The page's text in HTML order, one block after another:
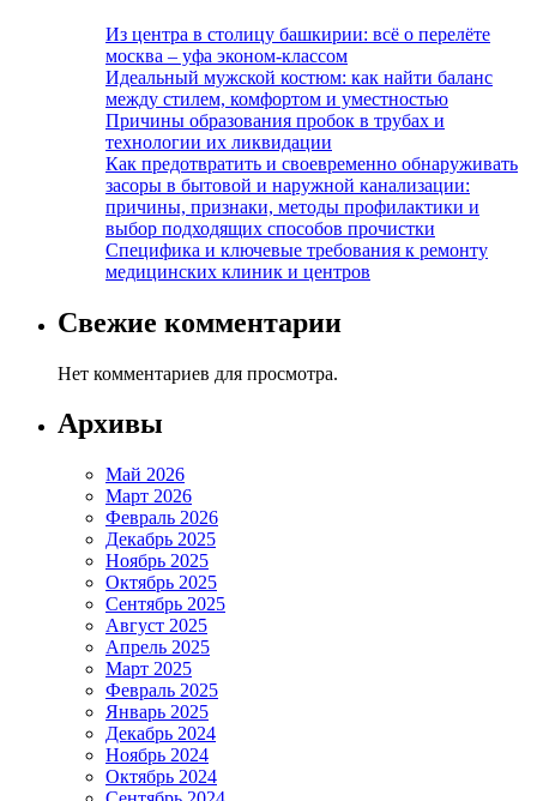
Из центра в столицу башкирии: всё о перелёте
москва – уфа эконом-классом
Идеальный мужской костюм: как найти баланс
между стилем, комфортом и уместностью
Причины образования пробок в трубах и
технологии их ликвидации
Как предотвратить и своевременно обнаруживать
засоры в бытовой и наружной канализации:
причины, признаки, методы профилактики и
выбор подходящих способов прочистки
Специфика и ключевые требования к ремонту
медицинских клиник и центров
Свежие комментарии
Нет комментариев для просмотра.
Архивы
Май 2026
Март 2026
Февраль 2026
Декабрь 2025
Ноябрь 2025
Октябрь 2025
Сентябрь 2025
Август 2025
Апрель 2025
Март 2025
Февраль 2025
Январь 2025
Декабрь 2024
Ноябрь 2024
Октябрь 2024